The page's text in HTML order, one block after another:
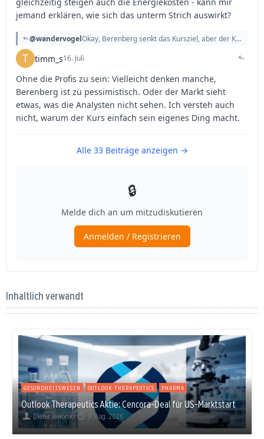
Inhaltlich verwandt
GESUNDHEITSWESEN OUTLOOK THERAPEUTICS PHARMA
Outlook Therapeutics Aktie: Cencora-Deal für US-Marktstart
Dieter Jaworski 9. Aug. 2026